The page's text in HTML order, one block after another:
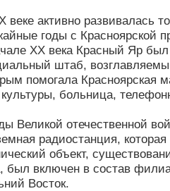
веке активно развивалась
годы с Красноярской
XX века Красный Яр
штаб,
помогала Красноярская
больница,
Великой отечественной
радиостанция,
объект,
был включен в состав
Восток.